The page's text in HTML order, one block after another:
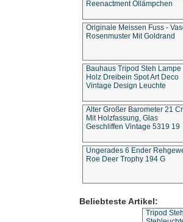
Reenactment Öllämpchen
Originale Meissen Fuss -
Rosenmuster Mit Goldrand
Bauhaus Tripod Steh Lampe
Holz Dreibein Spot Art Deco
Vintage Design Leuchte
Alter Großer Barometer 21
Mit Holzfassung, Glas
Geschliffen Vintage 5319 19
Ungerades 6 Ender
Roe Deer Trophy 194 G
Beliebteste Artikel:
Tripod